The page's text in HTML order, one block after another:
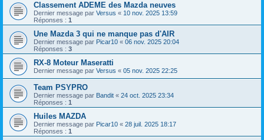
Classement ADEME des Mazda neuves
Dernier message par Versus « 10 nov. 2025 13:59
Réponses : 1
Une Mazda 3 qui ne manque pas d'AIR
Dernier message par Picar10 « 06 nov. 2025 20:04
Réponses : 3
RX-8 Moteur Maseratti
Dernier message par Versus « 05 nov. 2025 22:25
Team PSYPRO
Dernier message par Bandit « 24 oct. 2025 23:34
Réponses : 1
Huiles MAZDA
Dernier message par Picar10 « 28 juil. 2025 18:17
Réponses : 1